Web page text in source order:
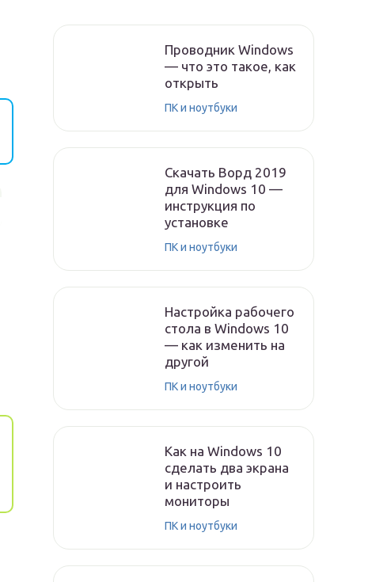
Проводник Windows
— что это такое, как
открыть
ПК и ноутбуки
Скачать Ворд 2019
для Windows 10 —
инструкция по
установке
ПК и ноутбуки
Настройка рабочего
стола в Windows 10
— как изменить на
другой
ПК и ноутбуки
Как на Windows 10
сделать два экрана
и настроить
мониторы
ПК и ноутбуки